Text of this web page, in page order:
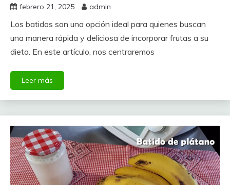
febrero 21, 2025 admin
Los batidos son una opción ideal para quienes buscan
una manera rápida y deliciosa de incorporar frutas a su
dieta. En este artículo, nos centraremos
Leer más